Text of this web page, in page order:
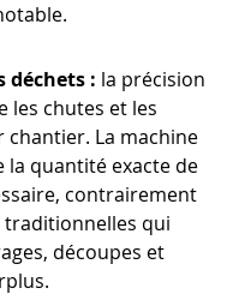
déchets : la précision
les chutes et les
chantier. La machine
la quantité exacte de
contrairement
qui
découpes et